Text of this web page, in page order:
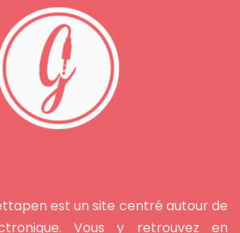
est un site centré autour de
Vous y retrouvez en